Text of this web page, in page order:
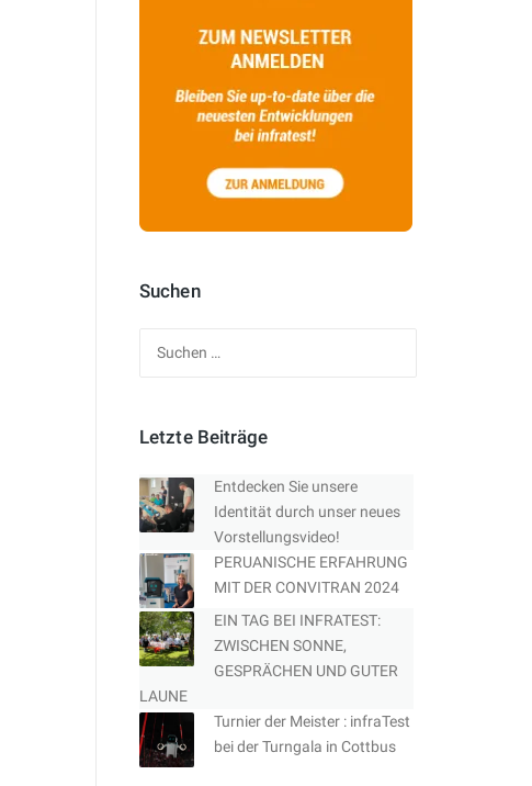
Suchen
Letzte Beiträge
Entdecken Sie unsere
Identität durch unser neues
Vorstellungsvideo!
PERUANISCHE ERFAHRUNG
MIT DER CONVITRAN 2024
EIN TAG BEI INFRATEST:
ZWISCHEN SONNE,
GESPRÄCHEN UND GUTER
LAUNE
Turnier der Meister : infraTest
bei der Turngala in Cottbus